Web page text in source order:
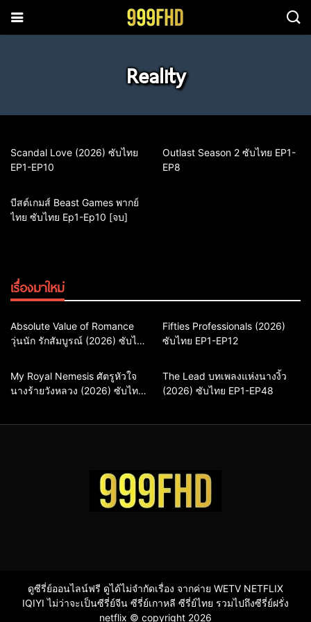
Reality
Scandal Love (2026) ซับไทย
EP1-EP10
Outlast Season 2 ซับไทย EP1-
EP8
บีสต์เกมส์ Beast Games พากย์
ไทย ซับไทย Ep1-Ep10 [จบ]
เรื่องมาใหม่
Comedy
Drama
ซีรี่ย์เกาหลี
ซีรี่ย์เกาหลีซับไทย
Absolute Value of Romance
วุ่นนัก รักสัมบูรณ์ (2026) ซับไทย
Action & Adventure
Comedy
Drama
ซีรี่ย์เกาหลี
Fifties Professionals (2026)
ซับไทย EP1-EP12
Comedy
Drama
Sci-Fi & Fantasy
ซีรี่ย์เกาหลี
My Royal Nemesis ศัตรูหัวใจ
นางร้ายวังหลวง (2026) ซับไทย
Drama
ซีรี่ย์จีน
ซีรี่ย์จีนซับไทย
The Lead บทเพลงแห่งนางงิ้ว
(2026) ซับไทย EP1-EP48
ดูซีรี่ย์ออนไลน์ฟรี ดูได้ไม่จำกัดเรื่อง จากค่าย WETV NETFLIX
IQIYI ไม่ว่าจะเป็นซีรี่ย์จีน ซีรี่ย์เกาหลี ซีรี่ย์ไทย รวมไปถึงซีรี่ย์ฝรั่ง
netflix © copyright 2026